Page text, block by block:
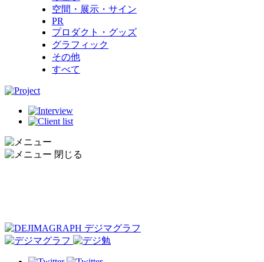
空間・展示・サイン
PR
プロダクト・グッズ
グラフィック
その他
すべて